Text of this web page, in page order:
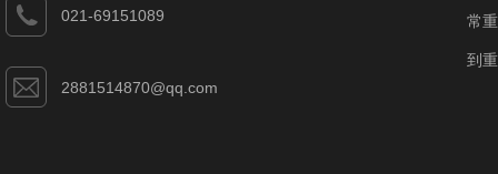
021-69151089
2881514870@qq.com
常
到